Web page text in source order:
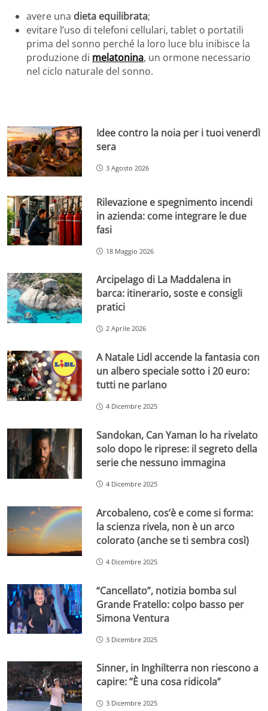
avere una dieta equilibrata;
evitare l’uso di telefoni cellulari, tablet o portatili
prima del sonno perché la loro luce blu inibisce la
produzione di melatonina, un ormone necessario
nel ciclo naturale del sonno.
Idee contro la noia per i tuoi venerdì
sera
3 Agosto 2026
Rilevazione e spegnimento incendi
in azienda: come integrare le due
fasi
18 Maggio 2026
Arcipelago di La Maddalena in
barca: itinerario, soste e consigli
pratici
2 Aprile 2026
A Natale Lidl accende la fantasia con
un albero speciale sotto i 20 euro:
tutti ne parlano
4 Dicembre 2025
Sandokan, Can Yaman lo ha rivelato
solo dopo le riprese: il segreto della
serie che nessuno immagina
4 Dicembre 2025
Arcobaleno, cos’è e come si forma:
la scienza rivela, non è un arco
colorato (anche se ti sembra così)
4 Dicembre 2025
“Cancellato”, notizia bomba sul
Grande Fratello: colpo basso per
Simona Ventura
3 Dicembre 2025
Sinner, in Inghilterra non riescono a
capire: ”È una cosa ridicola”
3 Dicembre 2025